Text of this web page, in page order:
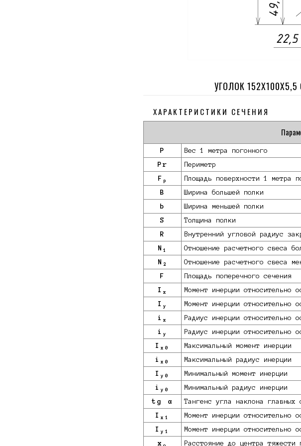
УГОЛОК
ХАРАКТЕРИСТИКИ СЕЧЕНИЯ
P Вес 1 метра погонного
Pr Периметр
F p Площадь поверхности 1 метра
B Ширина большей полки
b Ширина меньшей полки
S Толщина полки
R Внутренний угловой радиус
N 1 Отношение расчетного свеса
N 2 Отношение расчетного свеса
F Площадь поперечного сечения
I x Момент инерции относительно
I y Момент инерции относительно
i x Радиус инерции относительно
i y Радиус инерции относительно
I x0 Максимальный момент инерции
i x0 Максимальный радиус инерции
I y0 Минимальный момент инерции
i y0 Минимальный радиус инерции
tg α Тангенс угла наклона главных
I x1 Момент инерции относительно
I y1 Момент инерции относительно
x Расстояние до центра тяжести